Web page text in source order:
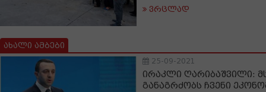
ვრცლად
ახალი ამბები
25-09-2021
ირაკლი ღარიბაშვილი:
განაგრძობს ჩვენი